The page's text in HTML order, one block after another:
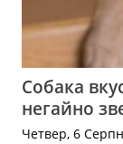
Собака
негайно
Четвер, 6